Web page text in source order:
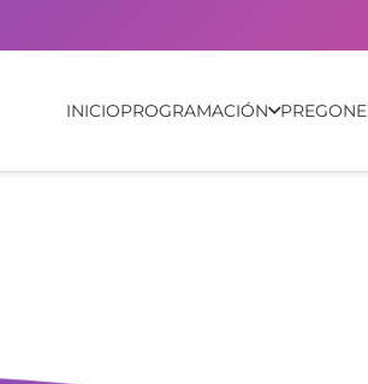
INICIOPROGRAMACIÓN